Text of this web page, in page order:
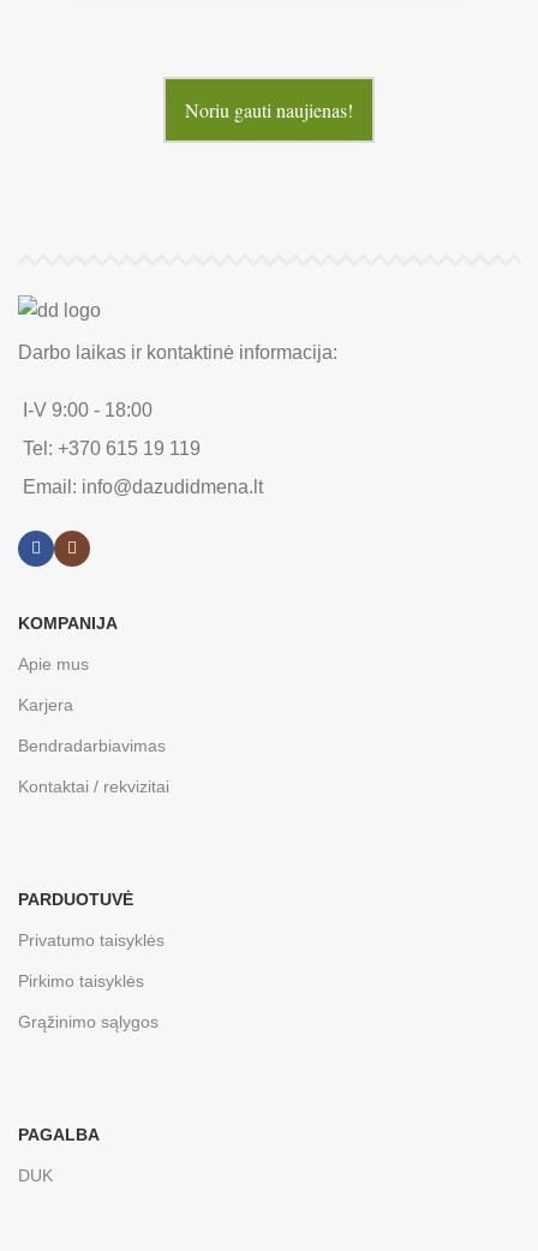
Noriu gauti naujienas!
Darbo laikas ir kontaktinė informacija:
I-V 9:00 - 18:00
Tel: +370 615 19 119
Email: info@dazudidmena.lt
KOMPANIJA
Apie mus
Karjera
Bendradarbiavimas
Kontaktai / rekvizitai
PARDUOTUVĖ
Privatumo taisyklės
Pirkimo taisyklės
Grąžinimo sąlygos
PAGALBA
DUK